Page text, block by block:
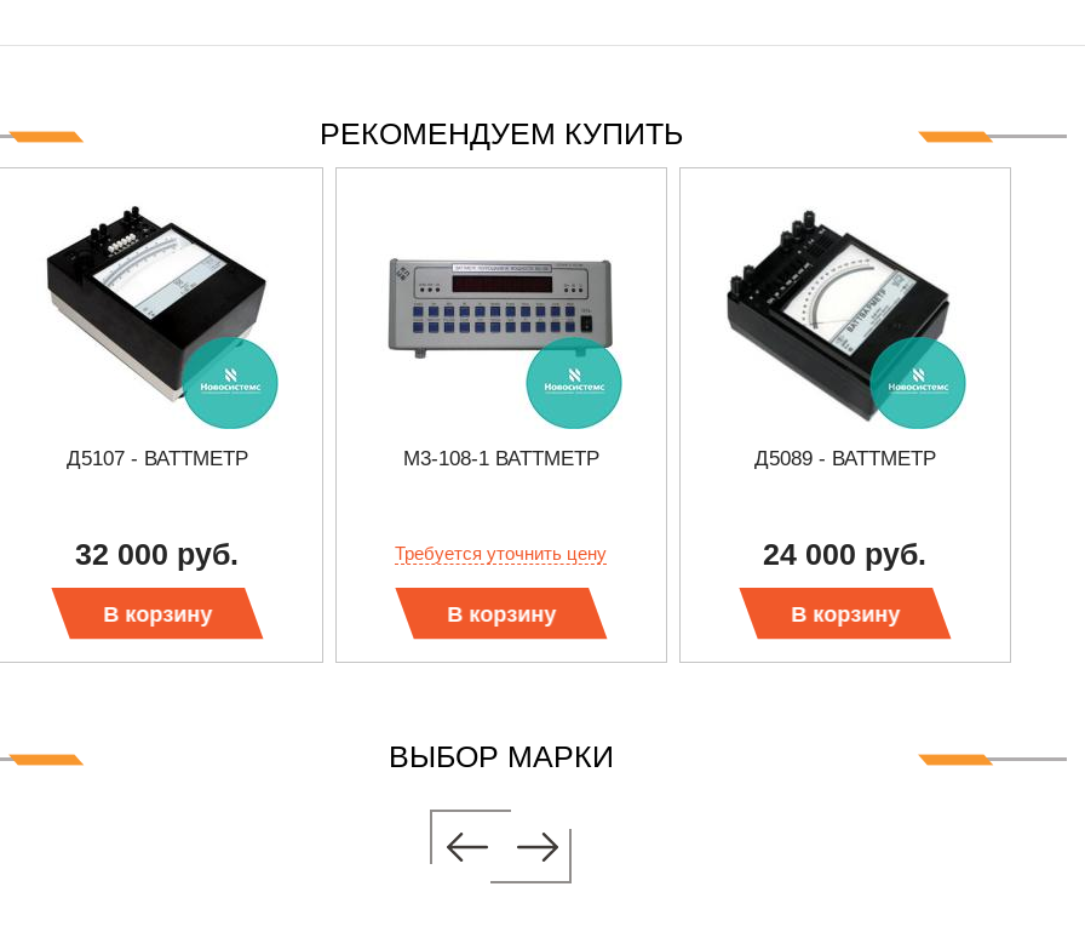
РЕКОМЕНДУЕМ КУПИТЬ
Д5107 - ВАТТМЕТР
32 000 руб.
В корзину
М3-108-1 ВАТТМЕТР
Требуется уточнить цену
В корзину
Д5089 - ВАТТМЕТР
24 000 руб.
В корзину
ВЫБОР МАРКИ